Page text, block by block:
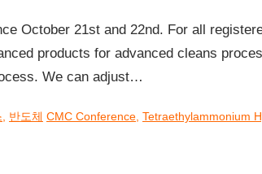
October 21st and 22nd. For all
products for advanced cleans
We can adjust…
, 반도체 CMC Conference, Tetraethylammonium